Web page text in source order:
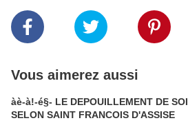
Vous aimerez aussi
àè-à!-é§- LE DEPOUILLEMENT DE SOI
SELON SAINT FRANCOIS D'ASSISE